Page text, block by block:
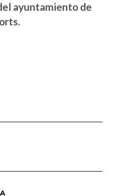
ayuntamiento de